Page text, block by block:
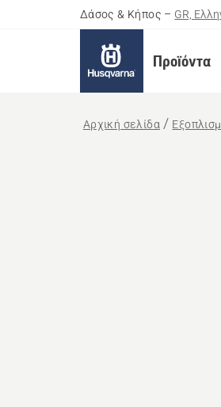
Δάσος & Κήπος – GR,
Προϊόντα
Αρχική σελίδα